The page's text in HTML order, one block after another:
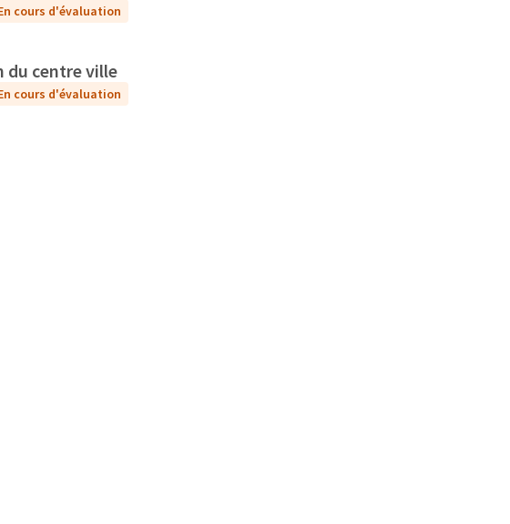
cours d'évaluation
du centre ville
cours d'évaluation